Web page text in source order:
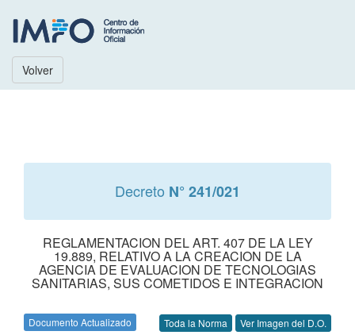
Volver
Decreto N° 241/021
REGLAMENTACION DEL ART. 407 DE LA LEY
19.889, RELATIVO A LA CREACION DE LA
AGENCIA DE EVALUACION DE TECNOLOGIAS
SANITARIAS, SUS COMETIDOS E INTEGRACION
Documento Actualizado Toda la Norma Ver Imagen del D.O.